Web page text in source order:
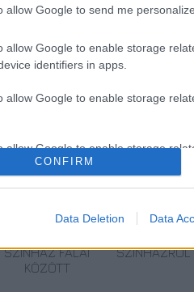
allow Google to send me
allow Google to enable storage
identifiers in apps.
allow Google to enable storage
allow Google to enable storage
allow Google to enable storage
CONFIRM
Data Deletion Data
Petőfi Színház
TERMÉSZET
SZÍNHÁZ FALAI
KÖZÖTT
MIKLÓS A
SZÍNHÁZRÓL